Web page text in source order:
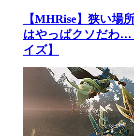
【MHRise】狭い場
はやっぱクソだわ…
イズ】